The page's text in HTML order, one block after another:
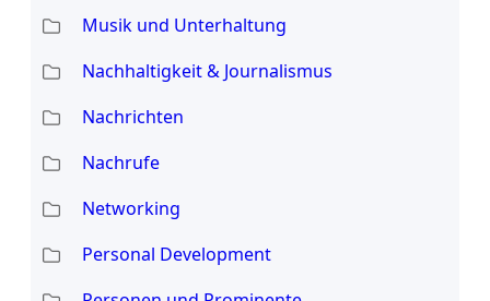
Musik und Unterhaltung
Nachhaltigkeit & Journalismus
Nachrichten
Nachrufe
Networking
Personal Development